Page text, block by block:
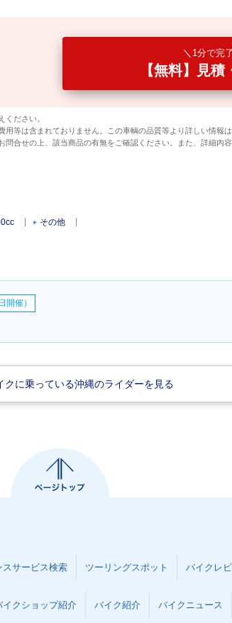
1分で完
【無料】見
ださい。
等は含まれておりません。この車輌の品質等より詳しい情報
合せの上、該当商品の有無をご確認ください。また、詳細内
その他
開催）
クに乗っている沖縄のライダーを見る
スサービス検索 ツーリングスポット バイクレ
イクショップ紹介 バイク紹介 バイクニュース